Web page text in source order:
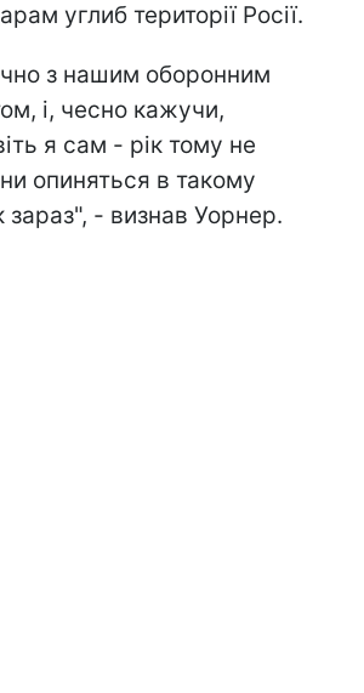
углиб території Росії.
з нашим оборонним
і, чесно кажучи,
я сам - рік тому не
опиняться в такому
зараз", - визнав Уорнер.